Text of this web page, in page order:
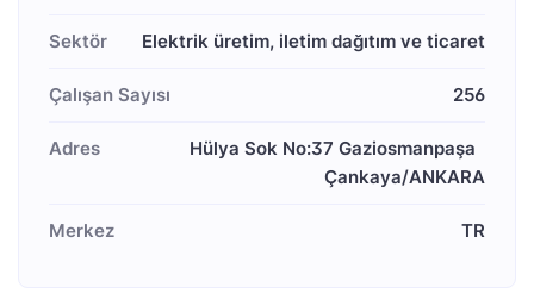
Sektör Elektrik üretim, iletim dağıtım ve ticaret
Çalışan Sayısı 256
Adres
Hülya Sok No:37 Gaziosmanpaşa
Çankaya/ANKARA
Merkez TR